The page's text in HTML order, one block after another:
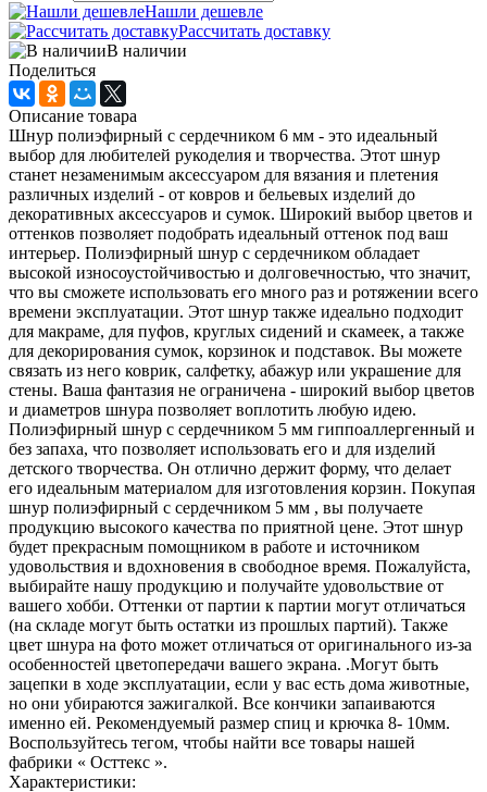
Нашли дешевле
Рассчитать доставку
В наличии
Поделиться
Описание товара
Шнур полиэфирный с сердечником 6 мм - это идеальный
выбор для любителей рукоделия и творчества. Этот шнур
станет незаменимым аксессуаром для вязания и плетения
различных изделий - от ковров и бельевых изделий до
декоративных аксессуаров и сумок. Широкий выбор цветов и
оттенков позволяет подобрать идеальный оттенок под ваш
интерьер. Полиэфирный шнур с сердечником обладает
высокой износоустойчивостью и долговечностью, что значит,
что вы сможете использовать его много раз и ротяжении всего
времени эксплуатации. Этот шнур также идеально подходит
для макраме, для пуфов, круглых сидений и скамеек, а также
для декорирования сумок, корзинок и подставок. Вы можете
связать из него коврик, салфетку, абажур или украшение для
стены. Ваша фантазия не ограничена - широкий выбор цветов
и диаметров шнура позволяет воплотить любую идею.
Полиэфирный шнур с сердечником 5 мм гиппоаллергенный и
без запаха, что позволяет использовать его и для изделий
детского творчества. Он отлично держит форму, что делает
его идеальным материалом для изготовления корзин. Покупая
шнур полиэфирный с сердечником 5 мм , вы получаете
продукцию высокого качества по приятной цене. Этот шнур
будет прекрасным помощником в работе и источником
удовольствия и вдохновения в свободное время. Пожалуйста,
выбирайте нашу продукцию и получайте удовольствие от
вашего хобби. Оттенки от партии к партии могут отличаться
(на складе могут быть остатки из прошлых партий). Также
цвет шнура на фото может отличаться от оригинального из-за
особенностей цветопередачи вашего экрана. .Могут быть
зацепки в ходе эксплуатации, если у вас есть дома животные,
но они убираются зажигалкой. Все кончики запаиваются
именно ей. Рекомендуемый размер спиц и крючка 8- 10мм.
Воспользуйтесь тегом, чтобы найти все товары нашей
фабрики « Осттекс ».
Характеристики: